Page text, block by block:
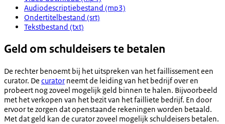
Audiodescriptiebestand (mp3)
Ondertitelbestand (srt)
Tekstbestand (txt)
Geld om schuldeisers te betalen
De rechter benoemt bij het uitspreken van het faillissement een
curator. De curator neemt de leiding van het bedrijf over en
probeert nog zoveel mogelijk geld binnen te halen. Bijvoorbeeld
met het verkopen van het bezit van het failliete bedrijf. En door
ervoor te zorgen dat openstaande rekeningen worden betaald.
Met dat geld kan de curator zoveel mogelijk schuldeisers betalen.